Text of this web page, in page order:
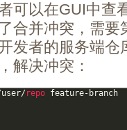
可以在GUI中查
合并冲突，需要
发者的服务端仓
解决冲突：
user/repo feature- branch